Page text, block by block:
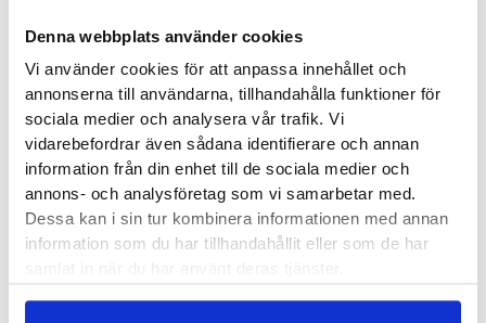
Denna webbplats använder cookies
Vi använder cookies för att anpassa innehållet och
annonserna till användarna, tillhandahålla funktioner för
sociala medier och analysera vår trafik. Vi
vidarebefordrar även sådana identifierare och annan
information från din enhet till de sociala medier och
annons- och analysföretag som vi samarbetar med.
Dessa kan i sin tur kombinera informationen med annan
information som du har tillhandahållit eller som de har
samlat in när du har använt deras tjänster.
mängd
Saldo weblager. För aktuellt butikssaldo, kontakta din närmstabutik
Produktegenskaper
Läst:Normal
Fotvalv:
Normala, höga, låga